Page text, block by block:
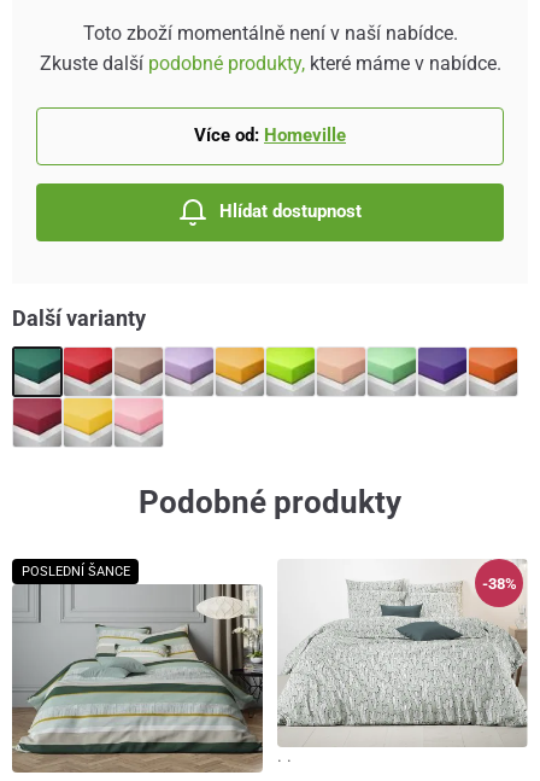
Toto zboží momentálně není v naší nabídce.
Zkuste další podobné produkty,které máme v nabídce.
Více od: Homeville
Hlídat dostupnost
Další varianty
Podobné produkty
POSLEDNÍ ŠANCE
-38%
· ·